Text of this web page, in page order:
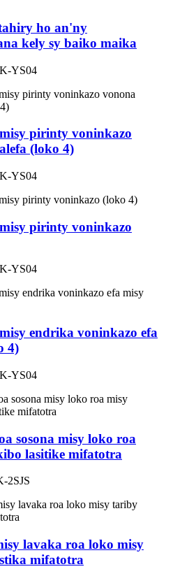
ho an'ny
kely sy baiko maika
YS04
pirinty voninkazo
(loko 4)
YS04
pirinty voninkazo
YS04
endrika voninkazo efa
4)
YS04
sosona misy loko roa
lasitike mifatotra
2SJS
lavaka roa loko misy
mifatotra